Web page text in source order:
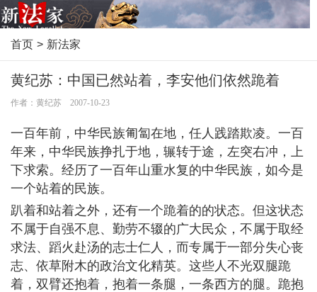
首页 > 新法家
黄纪苏：中国已然站着，李安他们依然跪着
作者：黄纪苏 2007-10-23
一百年前，中华民族匍匐在地，任人践踏欺凌。一百
年来，中华民族挣扎于地，辗转于途，左突右冲，上
下求索。经历了一百年山重水复的中华民族，如今是
一个站着的民族。
趴着和站着之外，还有一个跪着的的状态。但这状态
不属于自强不息、勤劳不辍的广大民众，不属于取经
求法、蹈火赴汤的志士仁人，而专属于一部分失心丧
志、依草附木的政治文化精英。这些人不光双腿跪
着，双臂还抱着，抱着一条腿，一条西方的腿。跪抱